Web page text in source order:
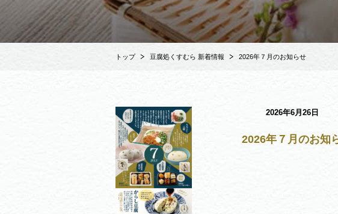
トップ 豆腐処くすむら 新着情報 2026年７月のお知らせ
2026年6月26日
2026年７月のお知